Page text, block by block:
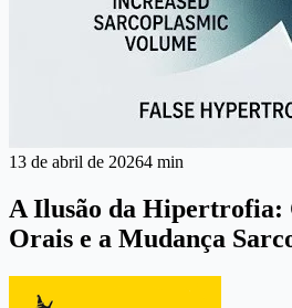
13 de abril de 20264 min
A Ilusão da Hipertrofia:
Orais e a Mudança